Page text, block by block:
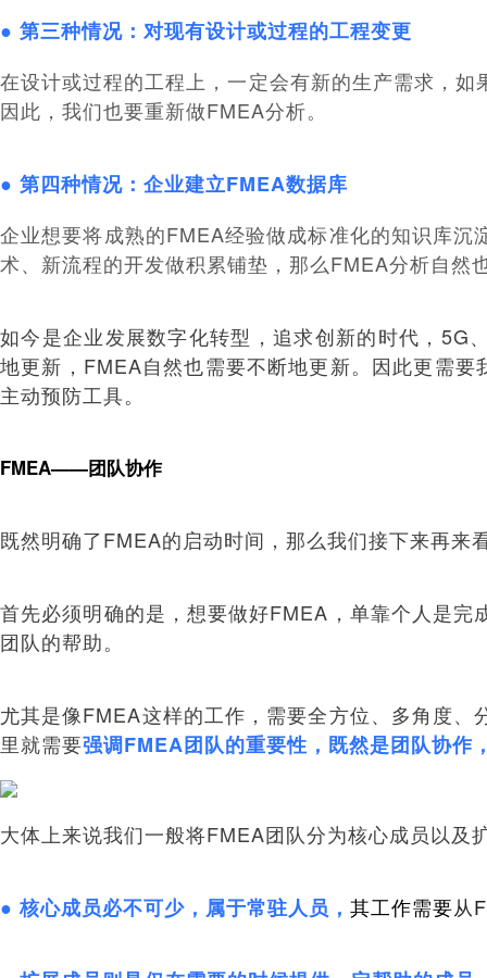
● 第三种情况：对现有设计或过程的工程变更
在设计或过程的工程上，一定会有新的生产需求，
因此，我们也要重新做FMEA分析。
● 第四种情况：企业建立FMEA数据库
企业想要将成熟的FMEA经验做成标准化的知识库
术、新流程的开发做积累铺垫，那么FMEA分析自然
如今是企业发展数字化转型，追求创新的时代，5G
地更新，FMEA自然也需要不断地更新。因此更需
主动预防工具。
FMEA——团队协作
既然明确了FMEA的启动时间，那么我们接下来再来
首先必须明确的是，想要做好FMEA，单靠个人是
团队的帮助。
尤其是像FMEA这样的工作，需要全方位、多角度
里就需要强调FMEA团队的重要性，既然是团队协作
大体上来说我们一般将FMEA团队分为核心成员以及
● 核心成员必不可少，属于常驻人员， 其工作需要从